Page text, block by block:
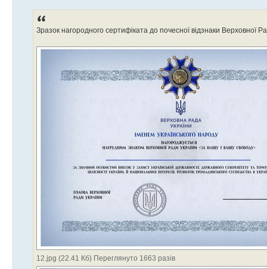
Зразок нагородного сертифіката до почесної відзнаки Верховної
12.jpg (22.41 Кб) Переглянуто 1663 разів